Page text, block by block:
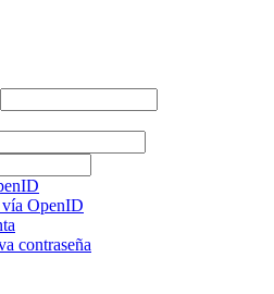
vía OpenID
contraseña